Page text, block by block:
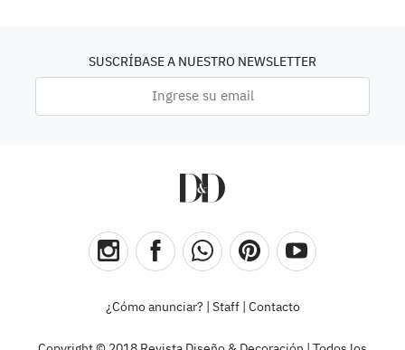
SUSCRÍBASE A NUESTRO NEWSLETTER
¿Cómo anunciar? Staff| Contacto